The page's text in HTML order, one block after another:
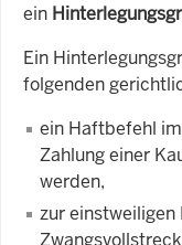
ein
Ein
folgenden
ein Haftbefehl
Zahlung einer
werden,
zur einstweiligen